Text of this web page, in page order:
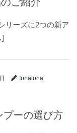
リーズに2つの新ア
lonalona
プーの選び方